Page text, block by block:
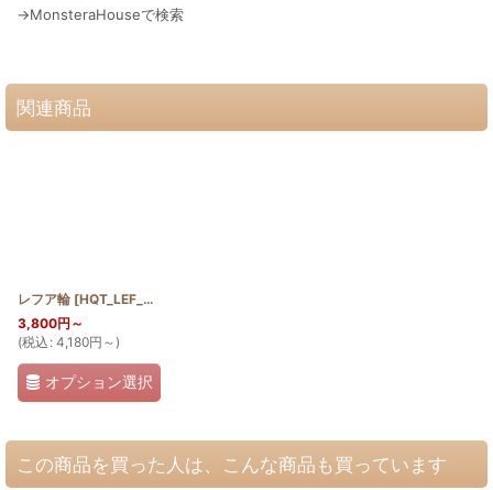
→MonsteraHouseで検索
関連商品
レフア輪 [HQT_LEF_W
3,800円 ～
(税込 : 4,180円 ～)
オプション選択
この商品を買った人は、こんな商品も買っています